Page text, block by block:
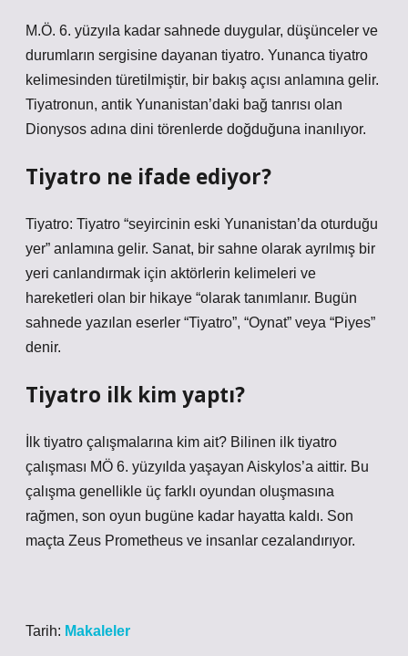
M.Ö. 6. yüzyıla kadar sahnede duygular, düşünceler ve
durumların sergisine dayanan tiyatro. Yunanca tiyatro
kelimesinden türetilmiştir, bir bakış açısı anlamına gelir.
Tiyatronun, antik Yunanistan’daki bağ tanrısı olan
Dionysos adına dini törenlerde doğduğuna inanılıyor.
Tiyatro ne ifade ediyor?
Tiyatro: Tiyatro “seyircinin eski Yunanistan’da oturduğu
yer” anlamına gelir. Sanat, bir sahne olarak ayrılmış bir
yeri canlandırmak için aktörlerin kelimeleri ve
hareketleri olan bir hikaye “olarak tanımlanır. Bugün
sahnede yazılan eserler “Tiyatro”, “Oynat” veya “Piyes”
denir.
Tiyatro ilk kim yaptı?
İlk tiyatro çalışmalarına kim ait? Bilinen ilk tiyatro
çalışması MÖ 6. yüzyılda yaşayan Aiskylos’a aittir. Bu
çalışma genellikle üç farklı oyundan oluşmasına
rağmen, son oyun bugüne kadar hayatta kaldı. Son
maçta Zeus Prometheus ve insanlar cezalandırıyor.
Tarih: Makaleler